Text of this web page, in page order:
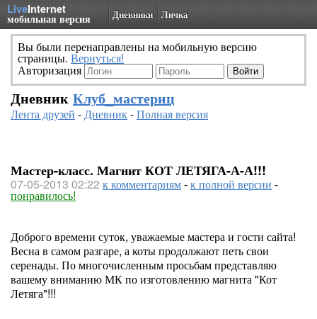
LiveInternet
мобильная версия Дневники Личка
Вы были перенаправлены на мобильную версию
страницы. Вернуться!
Авторизация
Дневник Клуб_мастериц
Лента друзей -Дневник-Полная версия
Мастер-класс. Магнит КОТ ЛЕТЯГА-А-А!!!
07-05-2013 02:22 к комментариям-к полной версии -
понравилось!
Доброго времени суток, уважаемые мастера и гости сайта!
Весна в самом разгаре, а коты продолжают петь свои
серенады. По многочисленным просьбам представляю
вашему вниманию МК по изготовлению магнита "Кот
Летяга"!!!